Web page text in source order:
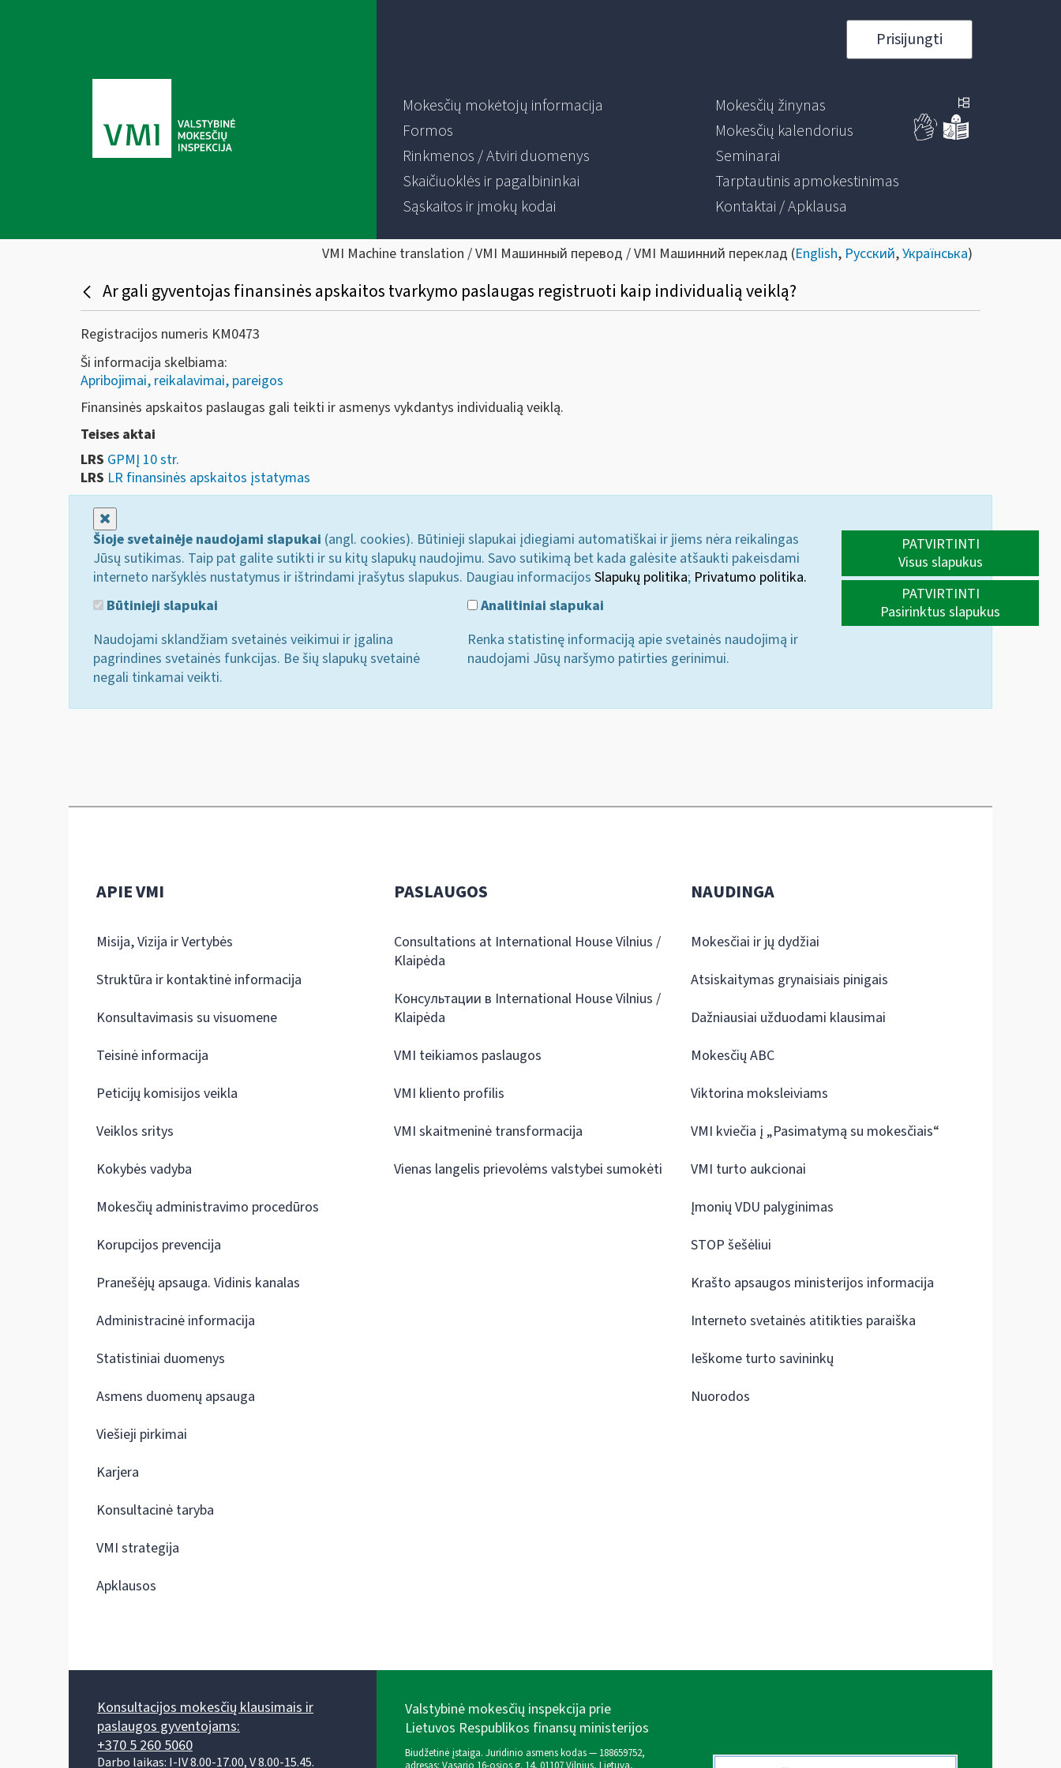
Prisijungti
Mokesčių mokėtojų informacija
Formos
Rinkmenos / Atviri duomenys
Skaičiuoklės ir pagalbininkai
Sąskaitos ir įmokų kodai
Mokesčių žinynas
Mokesčių kalendorius
Seminarai
Tarptautinis apmokestinimas
Kontaktai / Apklausa
VMI Machine translation / VMI Машинный перевод / VMI Машинний переклад (English, Русский,Українська)
Ar gali gyventojas finansinės apskaitos tvarkymo paslaugas registruoti kaip individualią veiklą?
Registracijos numeris KM0473
Ši informacija skelbiama:
Apribojimai, reikalavimai, pareigos
Finansinės apskaitos paslaugas gali teikti ir asmenys vykdantys individualią veiklą.
Teises aktai
LRS GPMĮ 10 str.
LRS LR finansinės apskaitos įstatymas
Šioje svetainėje naudojami slapukai (angl. cookies). Būtinieji slapukai įdiegiami automatiškai ir jiems nėra reikalingas
Jūsų sutikimas. Taip pat galite sutikti ir su kitų slapukų naudojimu. Savo sutikimą bet kada galėsite atšaukti pakeisdami
interneto naršyklės nustatymus ir ištrindami įrašytus slapukus. Daugiau informacijos Slapukų politika; Privatumo politika.
Būtinieji slapukai
Naudojami sklandžiam svetainės veikimui ir įgalina
pagrindines svetainės funkcijas. Be šių slapukų svetainė
negali tinkamai veikti.
Analitiniai slapukai
Renka statistinę informaciją apie svetainės naudojimą ir
naudojami Jūsų naršymo patirties gerinimui.
PATVIRTINTI
Visus slapukus
PATVIRTINTI
Pasirinktus slapukus
APIE VMI
Misija, Vizija ir Vertybės
Struktūra ir kontaktinė informacija
Konsultavimasis su visuomene
Teisinė informacija
Peticijų komisijos veikla
Veiklos sritys
Kokybės vadyba
Mokesčių administravimo procedūros
Korupcijos prevencija
Pranešėjų apsauga. Vidinis kanalas
Administracinė informacija
Statistiniai duomenys
Asmens duomenų apsauga
Viešieji pirkimai
Karjera
Konsultacinė taryba
VMI strategija
Apklausos
PASLAUGOS
Consultations at International House Vilnius /
Klaipėda
Консультации в International House Vilnius /
Klaipėda
VMI teikiamos paslaugos
VMI kliento profilis
VMI skaitmeninė transformacija
Vienas langelis prievolėms valstybei sumokėti
NAUDINGA
Mokesčiai ir jų dydžiai
Atsiskaitymas grynaisiais pinigais
Dažniausiai užduodami klausimai
Mokesčių ABC
Viktorina moksleiviams
VMI kviečia į „Pasimatymą su mokesčiais“
VMI turto aukcionai
Įmonių VDU palyginimas
STOP šešėliui
Krašto apsaugos ministerijos informacija
Interneto svetainės atitikties paraiška
Ieškome turto savininkų
Nuorodos
Konsultacijos mokesčių klausimais ir
paslaugos gyventojams:
+370 5 260 5060
Darbo laikas: I-IV 8.00-17.00, V 8.00-15.45.
Valstybinė mokesčių inspekcija prie
Lietuvos Respublikos finansų ministerijos
Biudžetinė įstaiga. Juridinio asmens kodas — 188659752,